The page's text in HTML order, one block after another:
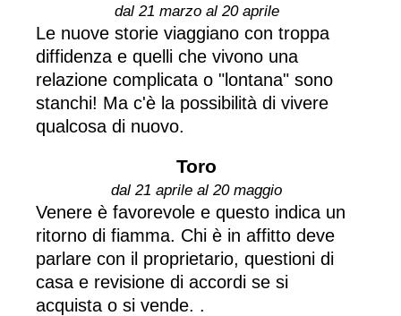
dal 21 marzo al 20 aprile
Le nuove storie viaggiano con troppa
diffidenza e quelli che vivono una
relazione complicata o "lontana" sono
stanchi! Ma c'è la possibilità di vivere
qualcosa di nuovo.
Toro
dal 21 aprile al 20 maggio
Venere è favorevole e questo indica un
ritorno di fiamma. Chi è in affitto deve
parlare con il proprietario, questioni di
casa e revisione di accordi se si
acquista o si vende. .